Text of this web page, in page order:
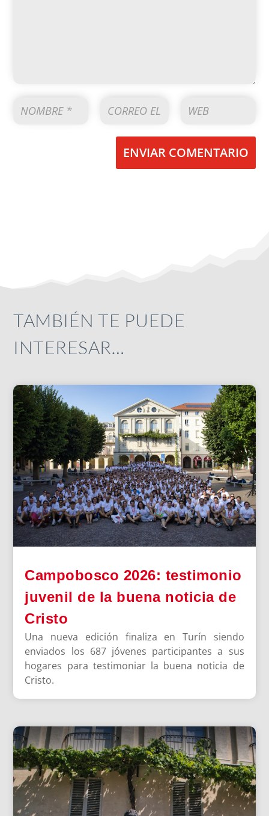
ENVIAR COMENTARIO
TAMBIÉN TE PUEDE
INTERESAR…
Campobosco 2026: testimonio
juvenil de la buena noticia de
Cristo
Una nueva edición finaliza en Turín siendo
enviados los 687 jóvenes participantes a sus
hogares para testimoniar la buena noticia de
Cristo.